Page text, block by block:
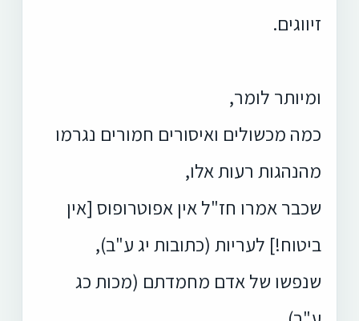
זיווגים.
ומיותר לומר,
כמה מכשולים ואיסורים חמורים נגרמו
מהנהגות רעות אלו,
שכבר אמרו חז"ל אין אפוטרופוס [אין
ביטוח!] לעריות (כתובות יג ע"ב),
שנפשו של אדם מחמדתם (מכות כג